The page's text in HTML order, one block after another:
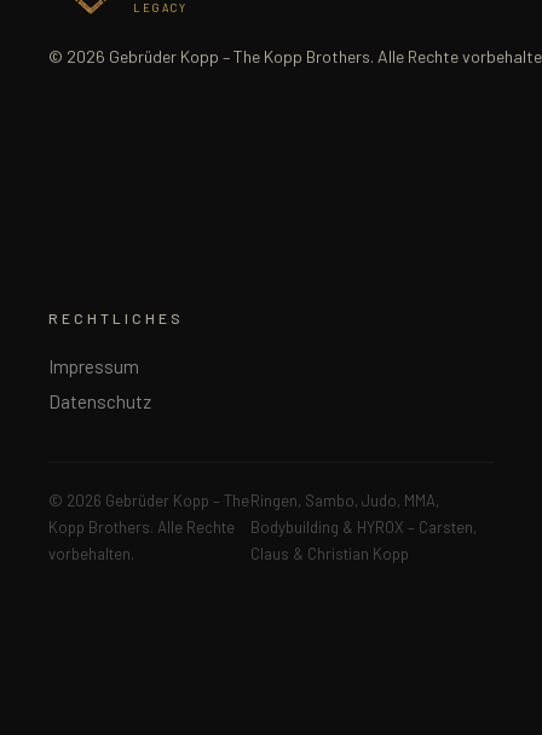
LEGACY
© 2026 Gebrüder Kopp – The Kopp Brothers. Alle Rechte
RECHTLICHES
Impressum
Datenschutz
© 2026 Gebrüder Kopp – The
Kopp Brothers. Alle Rechte
vorbehalten.
Ringen, Sambo, Judo, MMA,
Bodybuilding & HYROX – Carsten,
Claus & Christian Kopp